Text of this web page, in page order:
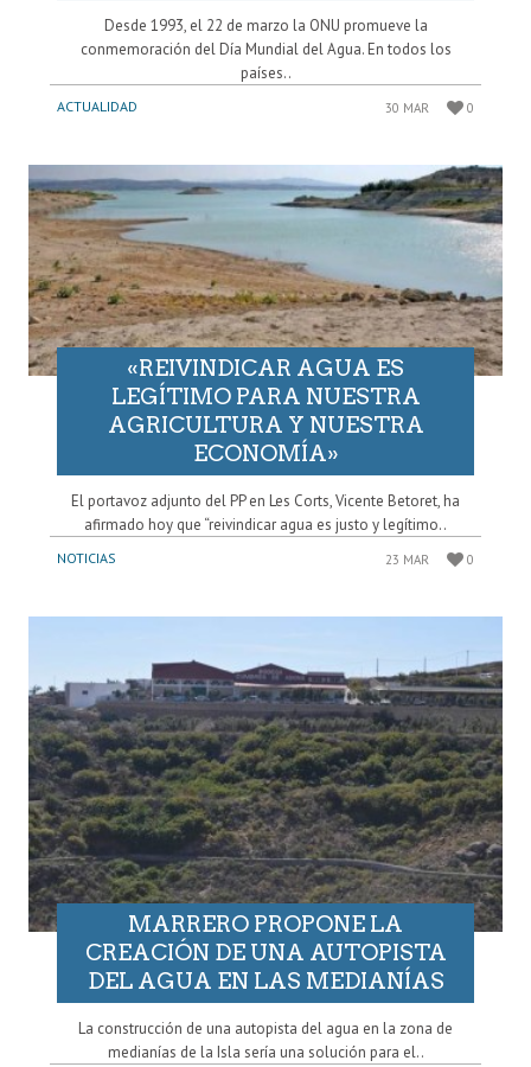
Desde 1993, el 22 de marzo la ONU promueve la
conmemoración del Día Mundial del Agua. En todos los
países..
ACTUALIDAD 30 MAR 0
«REIVINDICAR AGUA ES
LEGÍTIMO PARA NUESTRA
AGRICULTURA Y NUESTRA
ECONOMÍA»
El portavoz adjunto del PP en Les Corts, Vicente Betoret, ha
afirmado hoy que “reivindicar agua es justo y legítimo..
NOTICIAS 23 MAR 0
MARRERO PROPONE LA
CREACIÓN DE UNA AUTOPISTA
DEL AGUA EN LAS MEDIANÍAS
La construcción de una autopista del agua en la zona de
medianías de la Isla sería una solución para el..